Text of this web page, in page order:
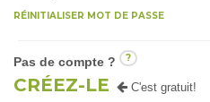
RÉINITIALISER MOT DE PASSE
Pas de compte ? ?
CRÉEZ-LE C'est gratuit!